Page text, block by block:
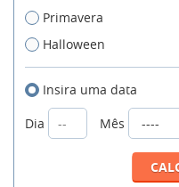
Primavera
Halloween
Insira uma data
Dia
Mês